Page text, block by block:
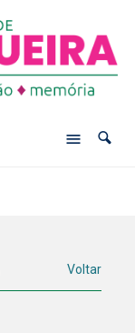
Voltar